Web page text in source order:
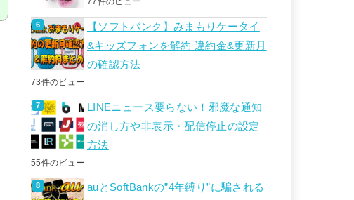
【ソフトバンク】みまもりケータイ
&キッズフォンを解約 違約金&更新月
の確認方法
73件のビュー
LINEニュース要らない！邪魔な通知
の消し方や非表示・配信停止の設定
方法
55件のビュー
auとSoftBankの”4年縛り”に騙される